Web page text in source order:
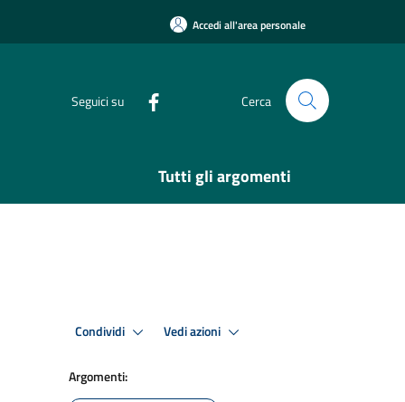
Accedi all'area personale
Seguici su Cerca
Tutti gli argomenti
Condividi Vedi azioni
Argomenti: